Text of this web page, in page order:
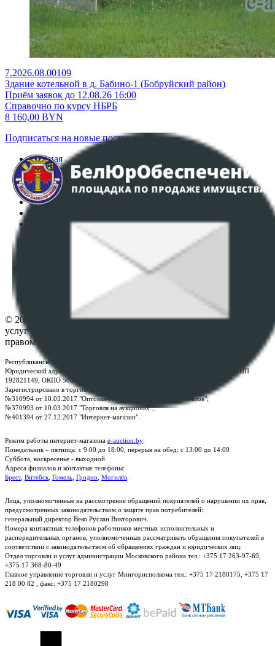
7.2026.08.00109
Здание котельной в д. Бабино-1 (Бобруйский район)
Приём заявок до 12.08.26 16:00
Справочно по курсу НБРБ
8 160,00 BYN
Подписаться на новые поступления
Главная
Аукционы
Интернет-магазин
Регламент организации и проведения торгов
Политика в отношении обработки персональных
ПОЛОЖЕНИЕ О ПОЛИТИКЕ ОБРАБОТКИ COOKIE-
Настройки cookie-файлов
© 2026 Республиканское унитарное предприятие по оказанию
услуг "БелЮрОбеспечение" - Все права защищены авторским
правом
Республиканское унитарное предприятие по оказанию услуг "БелЮрОбеспечение"
Юридический адрес: г. Минск, пр-т. Дзержинского, 1Б, e-mail:
, УНП
192821149, ОКПО 500111895000
Зарегистрировано в торговом реестре Республики Беларусь:
№310994 от 10.03.2017 "Оптовая торговля без торговых объектов";
№370993 от 10.03.2017 "Торговля на аукционах";
№401394 от 27.12.2017 "Интернет-магазин".
Режим работы интернет-магазина e-auction.by:
Понедельник – пятница: с 9:00 до 18:00, перерыв на обед: с 13:00 до 14:00
Суббота, воскресенье - выходной
Адреса филиалов и контактые телефоны:
Брест, Витебск Гомель Гродно Могилёв
Лица, уполномоченные на рассмотрение обращений покупателей о нарушении их прав,
предусмотренных законодательством о защите прав потребителей:
генеральный директор Веко Руслан Викторович.
Номера контактных телефонов работников местных исполнительных и
распорядительных органов, уполномоченных рассматривать обращения покупателей в
соответствии с законодательством об обращениях граждан и юридических лиц:
Отдел торговли и услуг администрации Московского района тел.: +375 17 263-97-69,
+375 17 368-80-49
Главное управление торговли и услуг Мингорисполкома тел.: +375 17 2180175, +375 17
218 00 82 , факс: +375 17 2180298